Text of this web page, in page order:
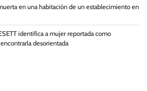
en una habitación de un establecimiento en
identifica a mujer reportada como
desorientada